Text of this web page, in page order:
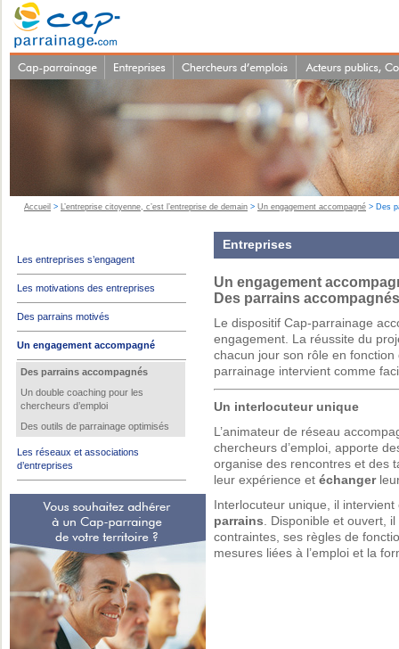
Accueil > L’entreprise citoyenne, c’est l’entreprise de demain > Un engagement accompagné > Des
Entreprises
Un engagement
Des parrains accompagnés
Le dispositif Cap-parrainage
engagement. La réussite du
chacun jour son rôle en
parrainage intervient comme
Un interlocuteur unique
L’animateur de réseau
chercheurs d’emploi, apporte
organise des rencontres et des
leur expérience et échanger
Interlocuteur unique, il
parrains. Disponible et ouvert,
contraintes, ses règles de
mesures liées à l’emploi et la
Les entreprises s’engagent
Les motivations des entreprises
Des parrains motivés
Un engagement accompagné
Des parrains accompagnés
Un double coaching pour les
chercheurs d’emploi
Des outils de parrainage optimisés
Les réseaux et associations
d’entreprises